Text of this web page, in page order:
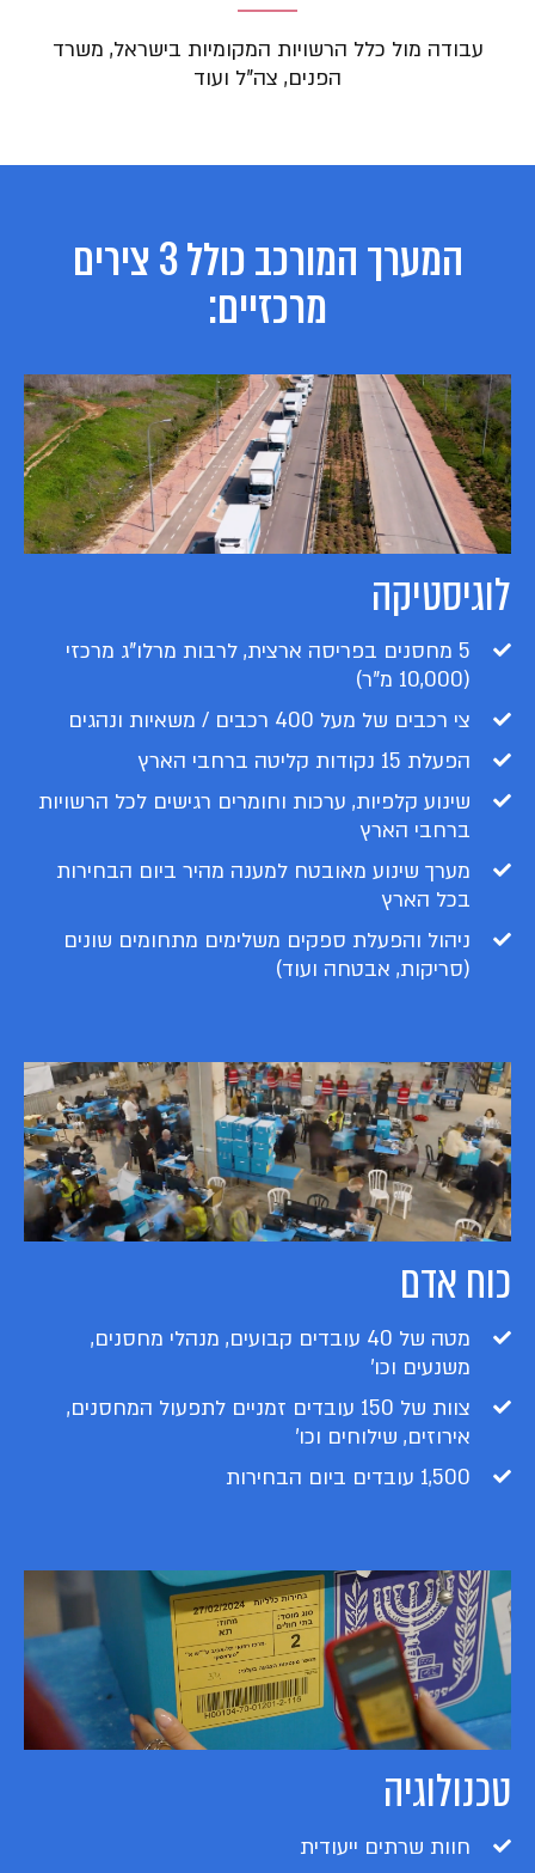
עבודה מול כלל הרשויות המקומיות בישראל, משרד
הפנים, צה"ל ועוד
המערך המורכב כולל 3 צירים
מרכזיים:
לוגיסטיקה
5 מחסנים בפריסה ארצית, לרבות מרלו"ג מרכזי
(10,000 מ"ר)
צי רכבים של מעל 400 רכבים / משאיות ונהגים
הפעלת 15 נקודות קליטה ברחבי הארץ
שינוע קלפיות, ערכות וחומרים רגישים לכל הרשויות
ברחבי הארץ
מערך שינוע מאובטח למענה מהיר ביום הבחירות
בכל הארץ
ניהול והפעלת ספקים משלימים מתחומים שונים
(סריקות, אבטחה ועוד)
כוח אדם
מטה של 40 עובדים קבועים, מנהלי מחסנים,
משנעים וכו'
צוות של 150 עובדים זמניים לתפעול המחסנים,
אירוזים, שילוחים וכו'
1,500 עובדים ביום הבחירות
טכנולוגיה
חוות שרתים ייעודית